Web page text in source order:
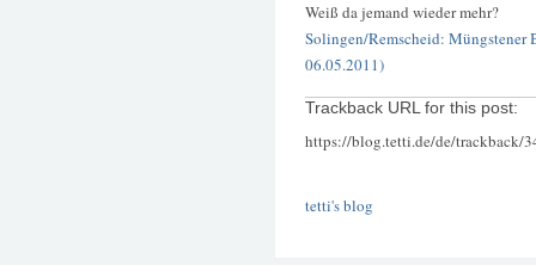
Weiß da jemand wieder mehr?
Solingen/Remscheid: Müngstener
06.05.2011)
Trackback URL for this post:
https://blog.tetti.de/de/trackback/
tetti's blog